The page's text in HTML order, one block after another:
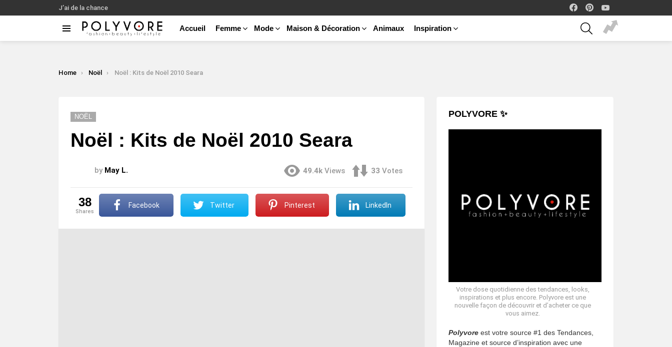
J’ai de la chance
facebook
Accueil Femme Mode Maison & Décoration Animaux Inspiration
SEARCH
You are here:
Home Noël Noël : Kits de Noël 2010 Seara
NOËL
Noël : Kits de Noël 2010 Seara
by May L. 49.4k Views 33 Votes
38
shares
Facebook Twitter Pinterest LinkedIn
POLYVORE ✨
Votre dose quotidienne des tendances, looks,
inspirations et plus encore. Polyvore est une
nouvelle façon de découvrir et d’acheter ce que
vous aimez.
Polyvore est votre source #1 des Tendances,
Magazine et source d’inspiration avec une